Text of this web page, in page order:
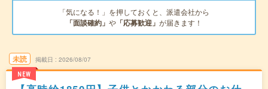
「気になる！」を押しておくと、派遣会社から
「面談確約」 や 「応募歓迎」 が届きます！
未読
NEW
掲載日 2026/08/07